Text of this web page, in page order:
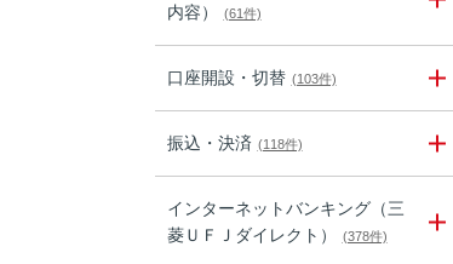
内容）
(61件)
口座開設・切替 (103件)
振込・決済 (118件)
インターネットバンキング（三
菱ＵＦＪダイレクト）
(378件)